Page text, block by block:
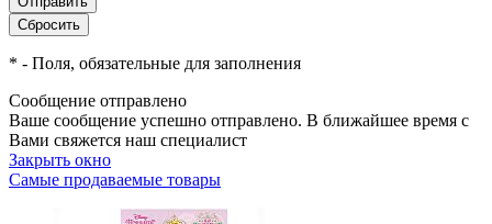
* - Поля, обязательные для заполнения
Сообщение отправлено
Ваше сообщение успешно отправлено. В ближайшее время с
Вами свяжется наш специалист
Закрыть окно
Самые продаваемые товары